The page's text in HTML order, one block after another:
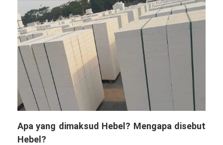
Apa yang dimaksud Hebel? Mengapa disebut
Hebel?